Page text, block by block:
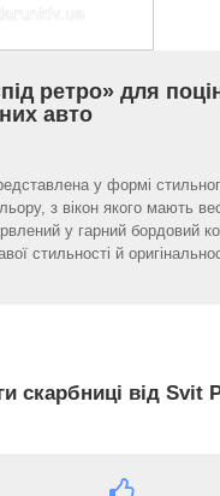
ретро» для
авто
у формі
з вікон якого мають
у гарний бордовий
стильності й
скарбниці від Svit